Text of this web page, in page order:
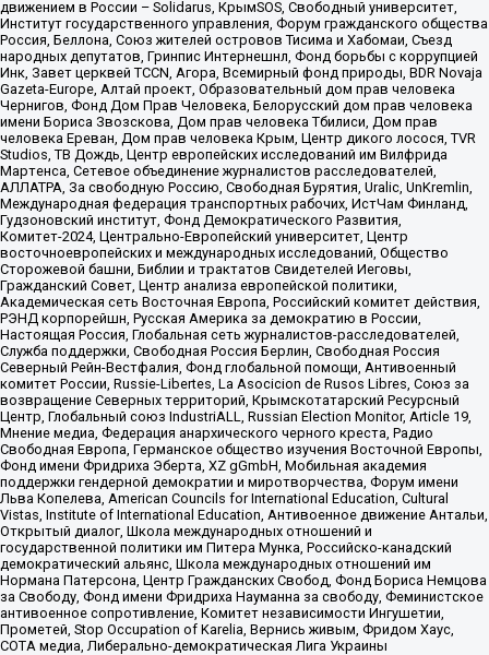
движением в России – Solidarus, КрымSOS, Свободный университет,
Институт государственного управления, Форум гражданского общества
Россия, Беллона, Союз жителей островов Тисима и Хабомаи, Съезд
народных депутатов, Гринпис Интернешнл, Фонд борьбы с коррупцией
Инк, Завет церквей TCCN, Агора, Всемирный фонд природы, BDR Novaja
Gazeta-Europe, Алтай проект, Образовательный дом прав человека
Чернигов, Фонд Дом Прав Человека, Белорусский дом прав человека
имени Бориса Звозскова, Дом прав человека Тбилиси, Дом прав
человека Ереван, Дом прав человека Крым, Центр дикого лосося, TVR
Studios, ТВ Дождь, Центр европейских исследований им Вилфрида
Мартенса, Сетевое объединение журналистов расследователей,
АЛЛАТРА, За свободную Россию, Свободная Бурятия, Uralic, UnKremlin,
Международная федерация транспортных рабочих, ИстЧам Финланд,
Гудзоновский институт, Фонд Демократического Развития,
Комитет-2024, Центрально-Европейский университет, Центр
восточноевропейских и международных исследований, Общество
Сторожевой башни, Библии и трактатов Свидетелей Иеговы,
Гражданский Совет, Центр анализа европейской политики,
Академическая сеть Восточная Европа, Российский комитет действия,
РЭНД корпорейшн, Русская Америка за демократию в России,
Настоящая Россия, Глобальная сеть журналистов-расследователей,
Служба поддержки, Свободная Россия Берлин, Свободная Россия
Северный Рейн-Вестфалия, Фонд глобальной помощи, Антивоенный
комитет России, Russie-Libertes, La Asocicion de Rusos Libres, Союз за
возвращение Северных территорий, Крымскотатарский Ресурсный
Центр, Глобальный союз IndustriALL, Russian Election Monitor, Article 19,
Мнение медиа, Федерация анархического черного креста, Радио
Свободная Европа, Германское общество изучения Восточной Европы,
Фонд имени Фридриха Эберта, XZ gGmbH, Мобильная академия
поддержки гендерной демократии и миротворчества, Форум имени
Льва Копелева, American Councils for International Education, Cultural
Vistas, Institute of International Education, Антивоенное движение Антальи,
Открытый диалог, Школа международных отношений и
государственной политики им Питера Мунка, Российско-канадский
демократический альянс, Школа международных отношений им
Нормана Патерсона, Центр Гражданских Свобод, Фонд Бориса Немцова
за Свободу, Фонд имени Фридриха Науманна за свободу, Феминистское
антивоенное сопротивление, Комитет независимости Ингушетии,
Прометей, Stop Occupation of Karelia, Вернись живым, Фридом Хаус,
СОТА медиа, Либерально-демократическая Лига Украины